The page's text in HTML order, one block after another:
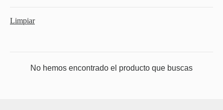
Limpiar
No hemos encontrado el producto que buscas